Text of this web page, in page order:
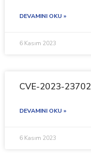
DEVAMINI OKU »
6 Kasım 2023
CVE-2023-23702
DEVAMINI OKU »
6 Kasım 2023